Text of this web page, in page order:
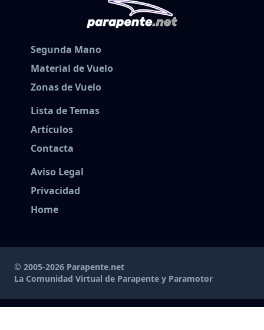
Segunda Mano
Material de Vuelo
Zonas de Vuelo
Lista de Temas
Artículos
Contacta
Aviso Legal
Privacidad
Home
© 2005-2026 Parapente.net
La Comunidad Virtual de Parapente y Paramotor